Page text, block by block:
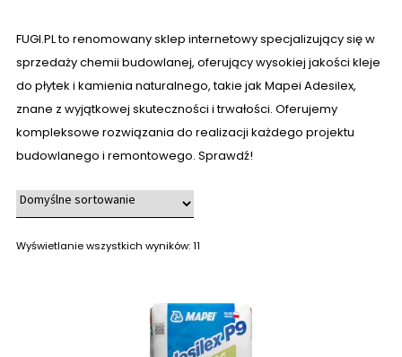
FUGI.PL to renomowany sklep internetowy specjalizujący się w
sprzedaży chemii budowlanej, oferujący wysokiej jakości kleje
do płytek i kamienia naturalnego, takie jak Mapei Adesilex,
znane z wyjątkowej skuteczności i trwałości. Oferujemy
kompleksowe rozwiązania do realizacji każdego projektu
budowlanego i remontowego. Sprawdź!
Wyświetlanie wszystkich wyników: 11